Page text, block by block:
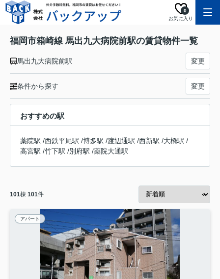
お気に入り
0
福岡市箱崎線 馬出九大病院前駅の賃貸物件一覧
馬出九大病院前駅 変更
条件から探す 変更
おすすめの駅
薬院駅 /西鉄平尾駅 /博多駅 /渡辺通駅 /西新駅 /大橋駅 /
高宮駅 /竹下駅 /別府駅 /薬院大通駅
101棟 101件
アパート